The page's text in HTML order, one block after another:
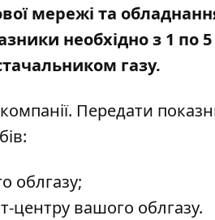
мережі та
необхідно з 1 по
газу.
компанії. Передати
облгазу;
центру вашого облгазу.